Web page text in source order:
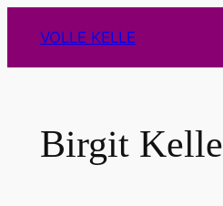
Inhalt
springen
VOLLE KELLE
Birgit Kelle